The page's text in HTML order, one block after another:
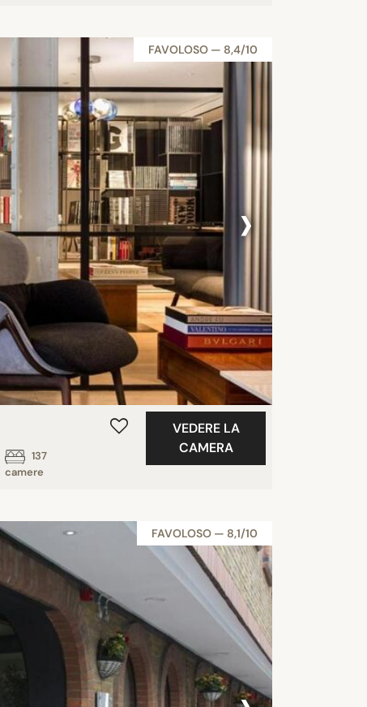
FAVOLOSO — 8,4/10
›
137
camere
VEDERE LA
CAMERA
FAVOLOSO — 8,1/10